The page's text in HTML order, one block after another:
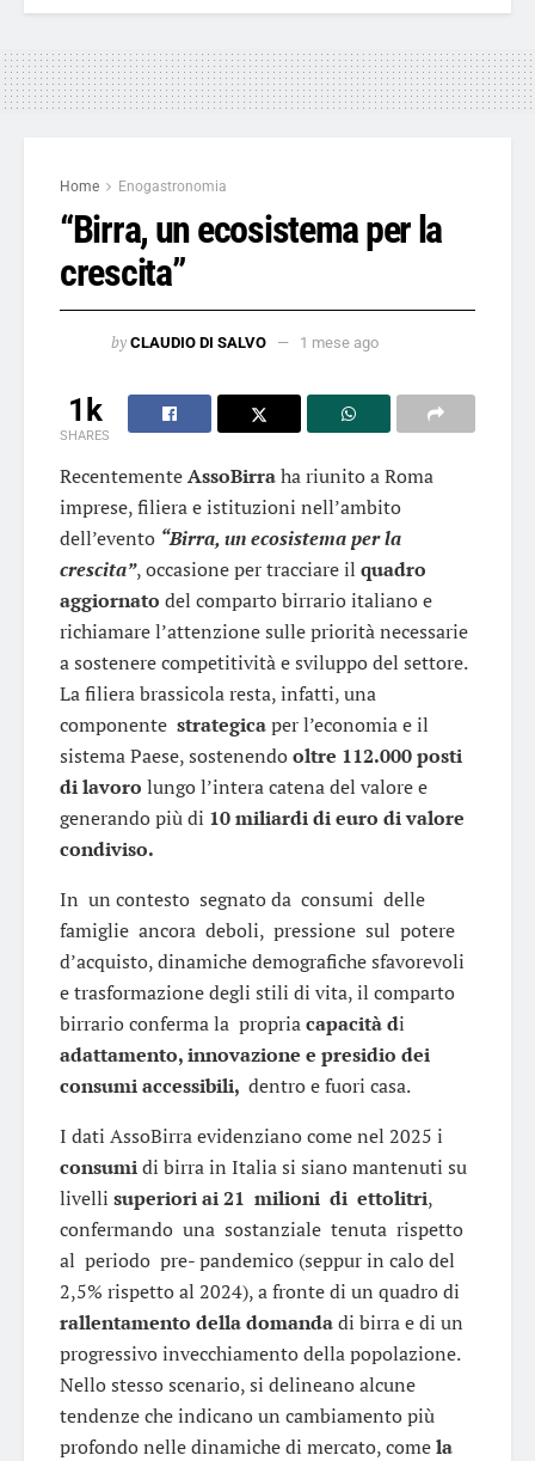
Home Enogastronomia
“Birra, un ecosistema per la
crescita”
by CLAUDIO DI SALVO 1 mese ago
1k
SHARES
RecentementeAssoBirraha riunito a Roma
imprese, filiera e istituzioni nell’ambito
dell’evento “Birra, un ecosistema per la
crescita”, occasione per tracciare il quadro
aggiornato del comparto birrario italiano e
richiamare l’attenzione sulle priorità necessarie
a sostenere competitività e sviluppo del settore.
La filiera brassicola resta, infatti, una
componente strategicaper l’economia e il
sistema Paese, sostenendooltre 112.000 posti
di lavoro lungo l’intera catena del valore e
generando più di 10 miliardi di euro di valore
condiviso.
In un contesto segnato da consumi delle
famiglie ancora deboli, pressione sul potere
d’acquisto, dinamiche demografiche sfavorevoli
e trasformazione degli stili di vita, il comparto
birrario conferma la propriacapacità di
adattamento, innovazione e presidio dei
consumi accessibili, dentro e fuori casa.
I dati AssoBirra evidenziano come nel 2025 i
consumidi birra in Italia si siano mantenuti su
livelli superiori ai 21 milioni di ettolitri,
confermando una sostanziale tenuta rispetto
al periodo pre- pandemico (seppur in calo del
2,5% rispetto al 2024), a fronte di un quadro di
rallentamento della domandadi birra e di un
progressivo invecchiamento della popolazione.
Nello stesso scenario, si delineano alcune
tendenze che indicano un cambiamento più
profondo nelle dinamiche di mercato, comela